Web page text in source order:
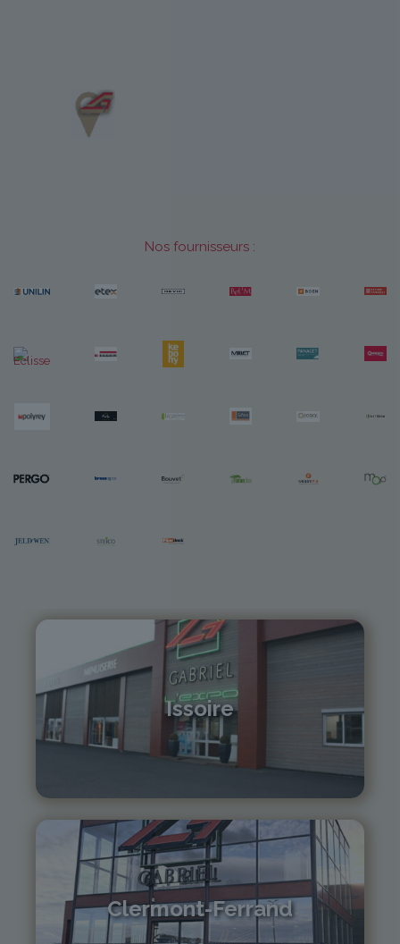
Nos fournisseurs :
Issoire
04 73 55 06 09
Clermont-Ferrand